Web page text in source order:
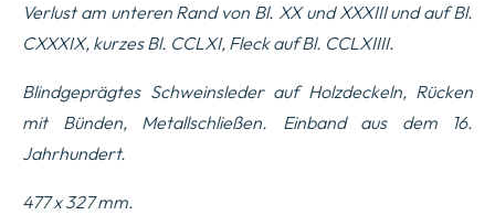
Verlust am unteren Rand von Bl. XX und XXXIII und auf Bl.
CXXXIX, kurzes Bl. CCLXI, Fleck auf Bl. CCLXIIII.
Blindgeprägtes Schweinsleder auf Holzdeckeln, Rücken
mit Bünden, Metallschließen. Einband aus dem 16.
Jahrhundert.
477 x 327 mm.